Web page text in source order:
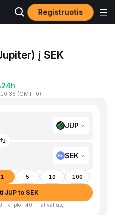
Registruotis
į SEK
24h
(GMT+0)
JUP
SEK
1 5 10 100
JUP to SEK
kripto · 40+ fiat valiutų